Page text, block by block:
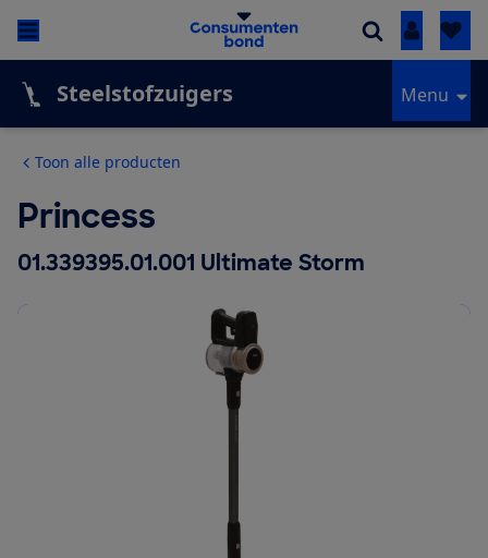
Inloggen
Steelstofzuigers Menu
Toon alle producten
Princess
01.339395.01.001 Ultimate Storm